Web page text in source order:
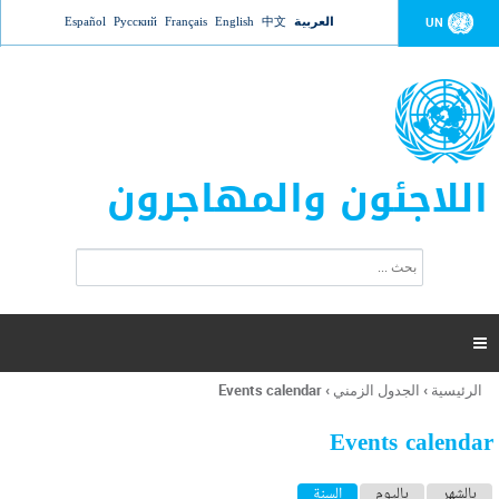
Jump to navigation UN العربية 中文
English
Français
Русский
Español
اللاجئون والمهاجرون
ت
ر
ل
ح
ب

أنت
هنا
الرئيسية › الجدول الزمني ›
Events calendar
Events calendar